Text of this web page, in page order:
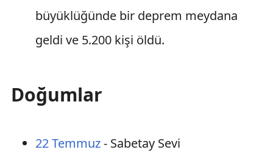
büyüklüğünde bir deprem meydana
geldi ve 5.200 kişi öldü.
Doğumlar
22 Temmuz- Sabetay Sevi